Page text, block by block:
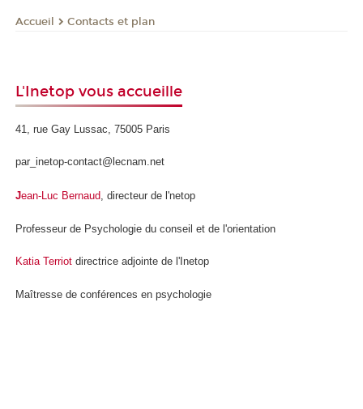
Accueil Contacts et plan
L'Inetop vous accueille
41, rue Gay Lussac, 75005 Paris
par_inetop-contact@lecnam.net
Jean-Luc Bernaud, directeur de l'netop
Professeur de Psychologie du conseil et de l'orientation
Katia Terriot directrice adjointe de l'Inetop
Maîtresse de conférences en psychologie